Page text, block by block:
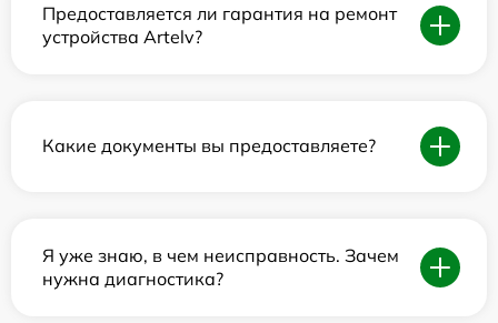
Предоставляется ли гарантия на ремонт
устройства Artelv?
Какие документы вы предоставляете?
Я уже знаю, в чем неисправность. Зачем
нужна диагностика?